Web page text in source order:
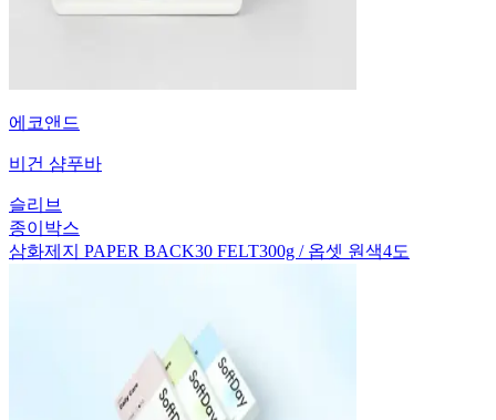
에코앤드
비건 샴푸바
슬리브
종이박스
삼화제지 PAPER BACK30 FELT300g / 옵셋 원색4도